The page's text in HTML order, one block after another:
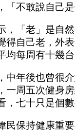
「不敢說自己
，「老」是自
得自己老，外
均每周有十幾台
中年後也曾很
一周五次健身
，七十只是個數
民保持健康重